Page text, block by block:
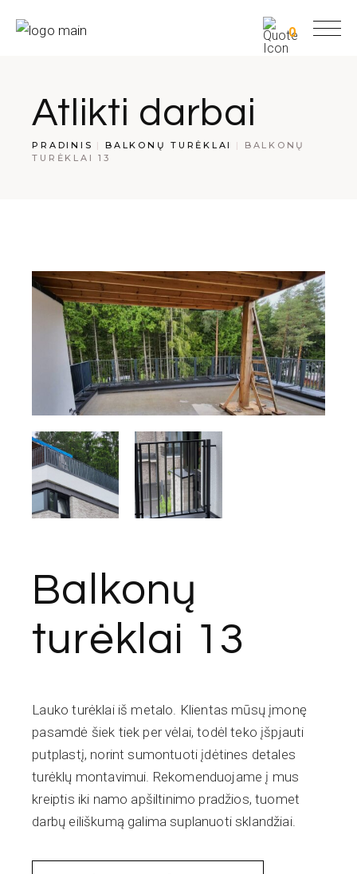
0
Atlikti darbai
PRADINIS BALKONŲ TURĖKLAI
BALKONŲ
TURĖKLAI 13
Balkonų
turėklai 13
Lauko turėklai iš metalo. Klientas mūsų įmonę
pasamdė šiek tiek per vėlai, todėl teko įšpjauti
putplastį, norint sumontuoti įdėtines detales
turėklų montavimui. Rekomenduojame į mus
kreiptis iki namo apšiltinimo pradžios, tuomet
darbų eiliškumą galima suplanuoti sklandžiai.